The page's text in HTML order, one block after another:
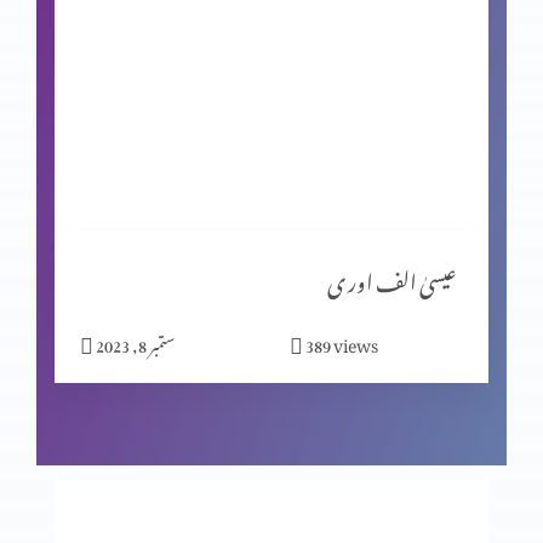
گنا ہ کی مزدوری
خدا اور ہم
عیسیٰ الف اور ی
ستمبر 8, 2023 389views